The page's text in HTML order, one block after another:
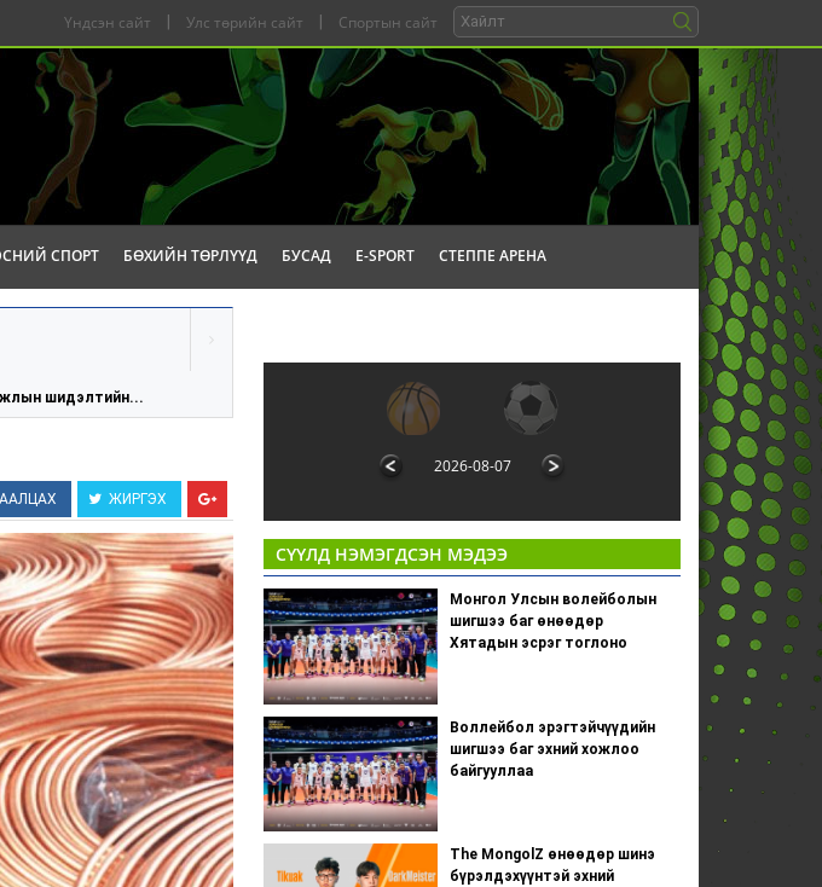
Үндсэн сайт Улс төрийн сайт Спортын сайт
СПОРТ БӨХИЙН ТӨРЛҮҮД БУСАД E-SPORT СТЕППЕ АРЕНА
шидэлтийн...
ЖИРГЭХ
2026-08-07
СҮҮЛД НЭМЭГДСЭН МЭДЭЭ
Монгол Улсын волейболын
шигшээ баг өнөөдөр
Хятадын эсрэг тоглоно
Воллейбол эрэгтэйчүүдийн
шигшээ баг эхний хожлоо
байгууллаа
The MongolZ өнөөдөр шинэ
бүрэлдэхүүнтэй эхний